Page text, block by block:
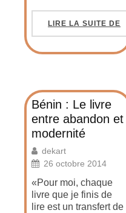
LIRE LA SUITE DE
Bénin : Le livre
entre abandon et
modernité
dekart
26 octobre 2014
«Pour moi, chaque
livre que je finis de
lire est un transfert de